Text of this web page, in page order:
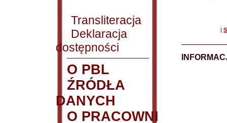
Transliteracja
Deklaracja
dostępności
O PBL
ŹRÓDŁA
DANYCH
O PRACOWNI
|